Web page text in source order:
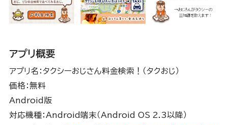
アプリ概要
アプリ名：タクシーおじさん料金検索！（タクおじ）
価格：無料
Android版
対応機種：Android端末（Android OS 2.3以降）